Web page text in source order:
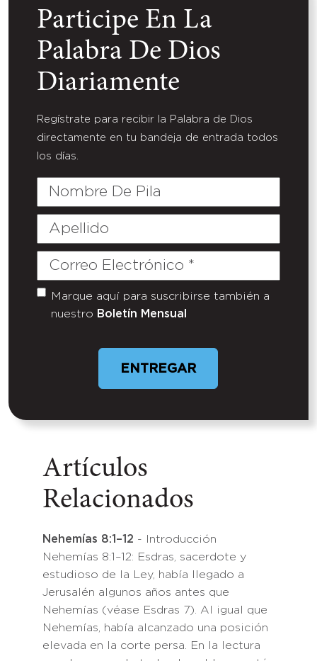
Participe En La
Palabra De Dios
Diariamente
Regístrate para recibir la Palabra de Dios
directamente en tu bandeja de entrada todos
los días.
Nombre
Pila
Apellido
Correo
Untitled
Marque aquí para suscribirse también a
nuestro Boletín Mensual
Artículos
Relacionados
Nehemías 8:1–12 - Introducción
Nehemías 8:1–12: Esdras, sacerdote y
estudioso de la Ley, había llegado a
Jerusalén algunos años antes que
Nehemías (véase Esdras 7). Al igual que
Nehemías, había alcanzado una posición
elevada en la corte persa. En la lectura